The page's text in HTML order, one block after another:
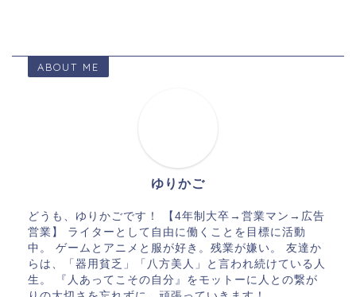
ABOUT ME
ゆりかご
どうも、ゆりかごです！ 【4年制大卒→営業マン→広告
営業】 ライターとして自由に働くことを目標に活動
中。 ゲームとアニメと服が好き。残業が嫌い。 友達か
らは、「器用貧乏」「八方美人」と言われ続けている人
生。 『人あってこその自分』をモットーに人との繋が